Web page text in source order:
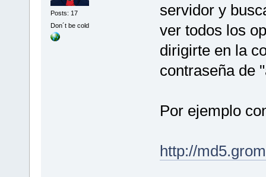
Posts: 17
Don´t be cold
servidor y
ver todos los
dirigirte en la
contraseña de
Por ejemplo
http://